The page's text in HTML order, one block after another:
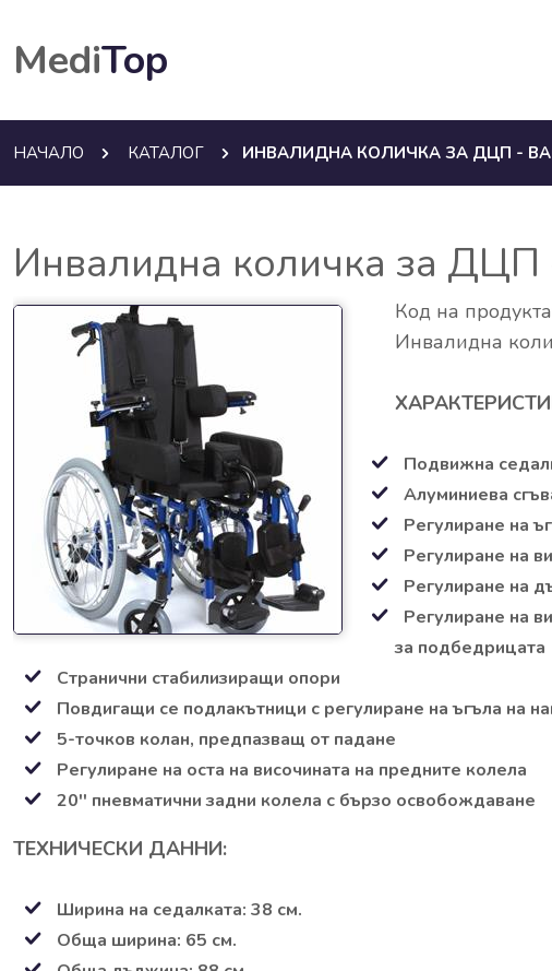
MediTop
НАЧАЛО КАТАЛОГ ИНВАЛИДНА КОЛИЧКА ЗА ДЦП -
Инвалидна количка за ДЦП
Код на
Инвалидна
Подвижна
Алуминиева
Регулиране на
Регулиране на
Регулиране на
Регулиране на
за подбедрицата
Странични стабилизиращи опори
Повдигащи се подлакътници с регулиране на ъгъла на
5-точков колан, предпазващ от падане
Регулиране на оста на височината на предните колела
20'' пневматични задни колела с бързо освобождаване
ТЕХНИЧЕСКИ ДАННИ:
Ширина на седалката: 38 см.
Обща ширина: 65 см.